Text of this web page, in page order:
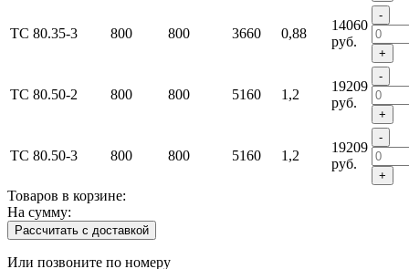
ТС 80.35-3 800 800 3660 0,88
14060
руб.
-
+
ТС 80.50-2 800 800 5160 1,2
19209
руб.
-
+
ТС 80.50-3 800 800 5160 1,2
19209
руб.
-
+
Товаров в корзине:
На сумму:
Рассчитать с доставкой
Или позвоните по номеру